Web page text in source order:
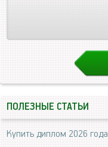
ПОЛЕЗНЫЕ СТАТЬИ
Купить диплом 2026 года